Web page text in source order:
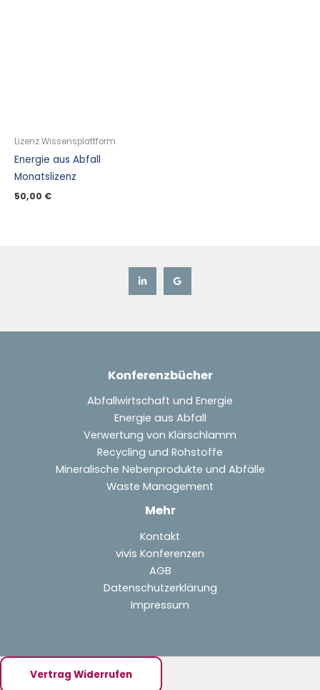
Lizenz Wissensplattform
Energie aus Abfall
Monatslizenz
50,00 €
Konferenzbücher
Abfallwirtschaft und Energie
Energie aus Abfall
Verwertung von Klärschlamm
Recycling und Rohstoffe
Mineralische Nebenprodukte und Abfälle
Waste Management
Mehr
Kontakt
vivis Konferenzen
AGB
Datenschutzerklärung
Impressum
Vertrag Widerrufen